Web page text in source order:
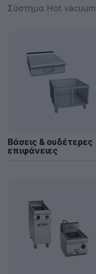
Σύστημα Hot vacuum
Βάσεις & ουδέτερες
επιφάνειες